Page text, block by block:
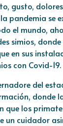
gusto,
pandemia se
el mundo,
simios,
en sus
con Covid-19.
del
donde
que los
un cuidador